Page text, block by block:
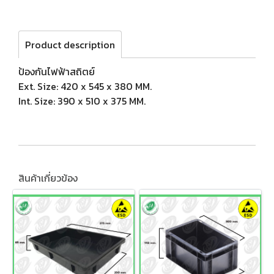
Product description
ป้องกันไฟฟ้าสถิตย์
Ext. Size: 420 x 545 x 380 MM.
Int. Size: 390 x 510 x 375 MM.
สินค้าเกี่ยวข้อง